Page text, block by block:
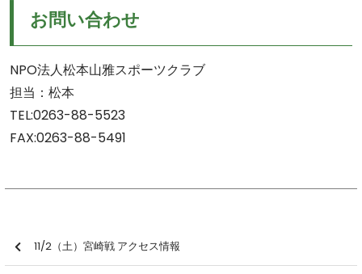
お問い合わせ
NPO法人松本山雅スポーツクラブ
担当：松本
TEL:0263-88-5523
FAX:0263-88-5491
11/2（土）宮崎戦 アクセス情報